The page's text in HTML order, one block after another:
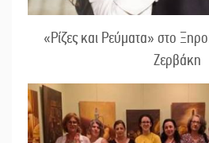
«Ρίζες και Ρεύματα» στο
Ζερβάκη